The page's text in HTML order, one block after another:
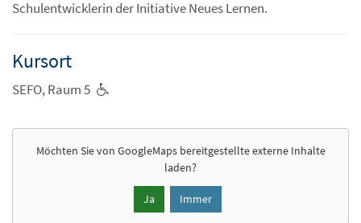
Schulentwicklerin der Initiative Neues Lernen.
Kursort
SEFO, Raum 5
Möchten Sie von GoogleMapsbereitgestellte externe Inhalte
laden?
Ja Immer